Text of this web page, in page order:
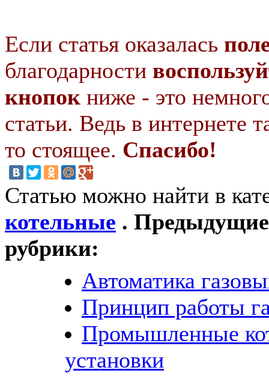
Если статья оказалась
благодарности
кнопок ниже - это
статьи. Ведь в интернете
то стоящее. Спасибо!
Статью можно найти в
котельные . Предыдущие
рубрики:
Автоматика
Принцип работы
Промышленные
установки